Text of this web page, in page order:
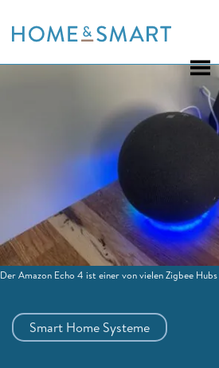
to
Smart Home Systeme
Der Amazon Echo 4 ist einer von vielen Zigbee Hubs